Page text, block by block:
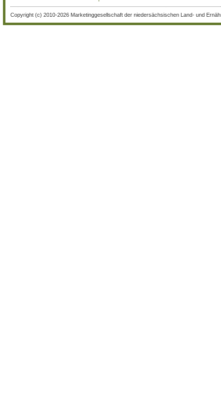
Copyright (c) 2010-2026 Marketinggesellschaft der niedersächsischen Land- und